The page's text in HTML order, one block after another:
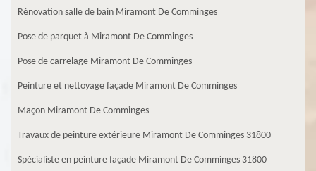
Rénovation salle de bain Miramont De Comminges
Pose de parquet à Miramont De Comminges
Pose de carrelage Miramont De Comminges
Peinture et nettoyage façade Miramont De Comminges
Maçon Miramont De Comminges
Travaux de peinture extérieure Miramont De Comminges 31800
Spécialiste en peinture façade Miramont De Comminges 31800